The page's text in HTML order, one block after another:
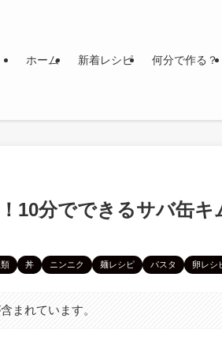
ホーム 新着レシピ 何分で作る？
10分でできるサバ缶
類 丼 ニンニク 麺レシピ パスタ 卵レシ
まれています。